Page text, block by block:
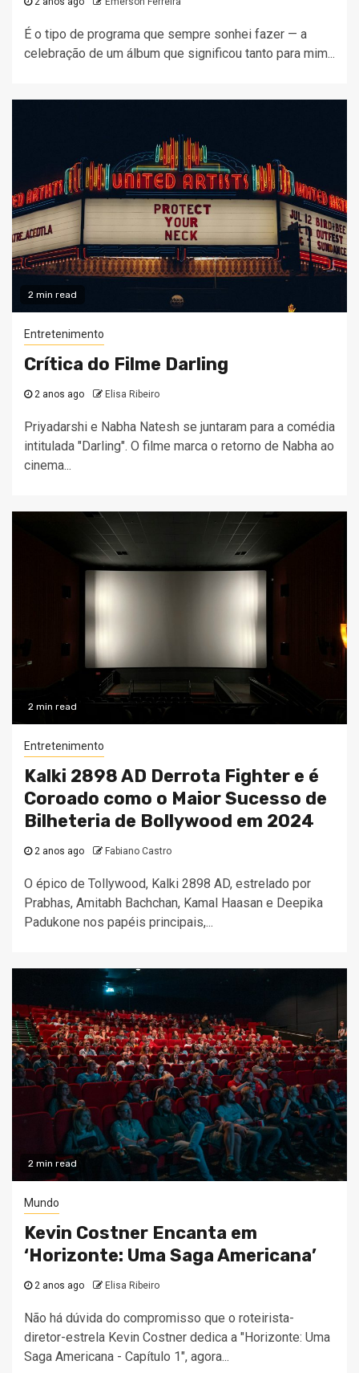
É o tipo de programa que sempre sonhei fazer — a
celebração de um álbum que significou tanto para mim...
2 min read
Entretenimento
Crítica do Filme Darling
2 anos ago Elisa Ribeiro
Priyadarshi e Nabha Natesh se juntaram para a comédia
intitulada "Darling". O filme marca o retorno de Nabha ao
cinema...
2 min read
Entretenimento
Kalki 2898 AD Derrota Fighter e é
Coroado como o Maior Sucesso de
Bilheteria de Bollywood em 2024
2 anos ago Fabiano Castro
O épico de Tollywood, Kalki 2898 AD, estrelado por
Prabhas, Amitabh Bachchan, Kamal Haasan e Deepika
Padukone nos papéis principais,...
2 min read
Mundo
Kevin Costner Encanta em
‘Horizonte: Uma Saga Americana’
2 anos ago Elisa Ribeiro
Não há dúvida do compromisso que o roteirista-
diretor-estrela Kevin Costner dedica a "Horizonte: Uma
Saga Americana - Capítulo 1", agora...